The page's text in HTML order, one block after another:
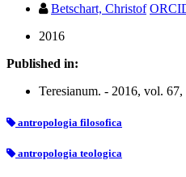
Betschart, Christof
2016
Published in:
Teresianum. - 2016, vol.
antropologia filosofica
antropologia teologica